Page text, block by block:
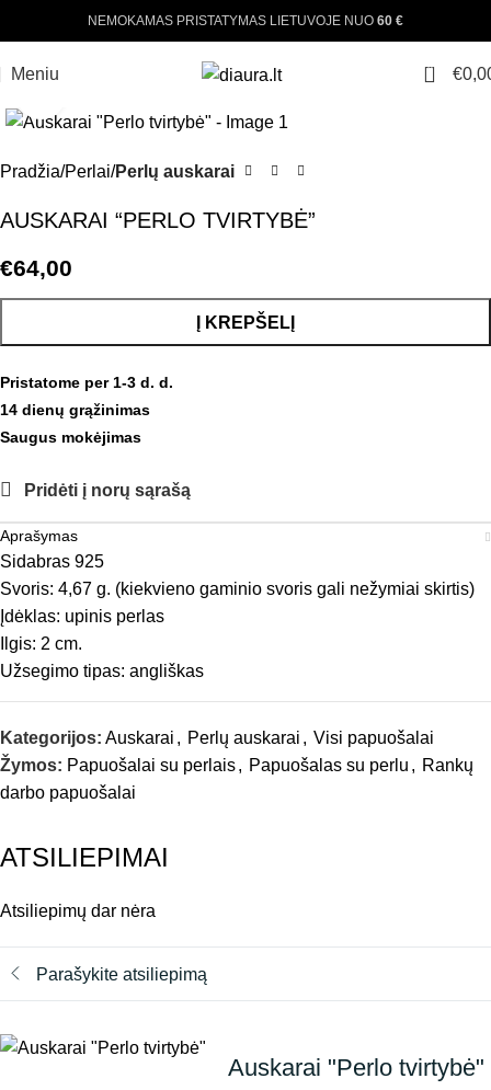
NEMOKAMAS PRISTATYMAS LIETUVOJE NUO 60 €
Meniu 0 €
Pradžia Perlai Perlų auskarai
AUSKARAI “PERLO TVIRTYBĖ”
€64,00
Į KREPŠELĮ
Pristatome per 1-3 d. d.
14 dienų grąžinimas
Saugus mokėjimas
Pridėti į norų sąrašą
Aprašymas
Sidabras 925
Svoris: 4,67 g. (kiekvieno gaminio svoris gali nežymiai skirtis)
Įdėklas: upinis perlas
Ilgis: 2 cm.
Užsegimo tipas: angliškas
Kategorijos: Auskarai , Perlų auskarai , Visi papuošalai
Žymos: Papuošalai su perlais, Papuošalas su perlu , Rankų
darbo papuošalai
ATSILIEPIMAI
Atsiliepimų dar nėra
Parašykite atsiliepimą
Auskarai "Perlo tvirtybė"